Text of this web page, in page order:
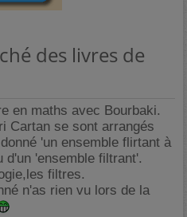
des livres de
en maths avec Bourbaki.
Cartan se sont arrangés
'un ensemble flirtant à
d'un 'ensemble filtrant'.
filtres.
n'as rien vu lors de la